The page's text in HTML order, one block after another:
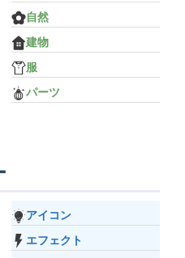
自然
建物
服
パーツ
アイコン
エフェクト